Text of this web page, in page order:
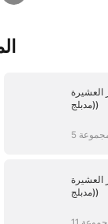
العشيرة
(مدبلج)
مجموعة
العشيرة
(مدبلج)